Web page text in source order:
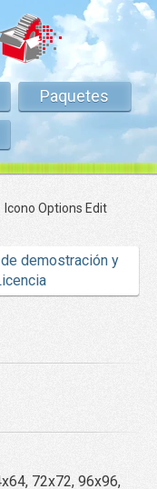
Paquetes
Icono Options Edit
demostración y
72x72, 96x96,